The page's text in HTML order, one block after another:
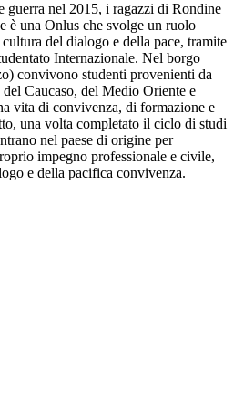
guerra nel 2015, i ragazzi di Rondine
è una Onlus che svolge un ruolo
del dialogo e della pace, tramite
Internazionale. Nel borgo
convivono studenti provenienti da
Caucaso, del Medio Oriente e
vita di convivenza, di formazione e
una volta completato il ciclo di studi
nel paese di origine per
impegno professionale e civile,
e della pacifica convivenza.